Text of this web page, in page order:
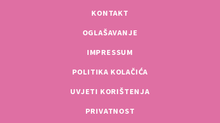
KONTAKT
OGLAŠAVANJE
IMPRESSUM
POLITIKA KOLAČIĆA
UVJETI KORIŠTENJA
PRIVATNOST